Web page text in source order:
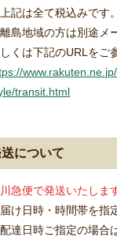
記は全て税込みです。
島地域の方は別途メ
くは下記のURLをご
transit.html
について
急便で発送いたしま
け日時・時間帯を指
達日時ご指定の場合